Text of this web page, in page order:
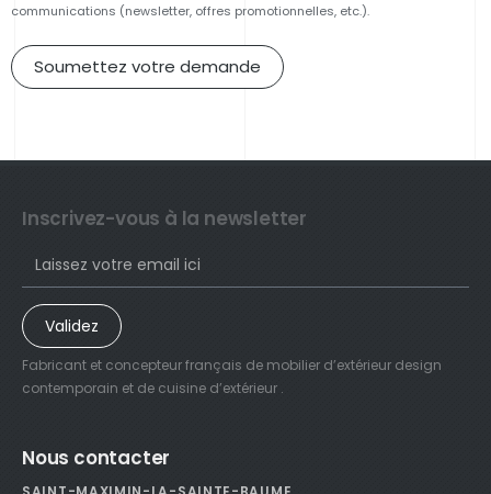
communications (newsletter, offres promotionnelles, etc.).
Soumettez votre demande
Inscrivez-vous à la newsletter
Validez
Fabricant et concepteur français de mobilier d’extérieur design
contemporain et de cuisine d’extérieur .
Nous contacter